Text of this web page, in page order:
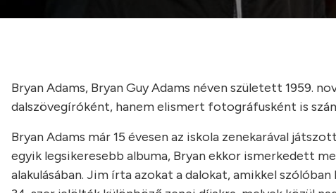
Bryan Adams, Bryan Guy Adams néven született 1959.
dalszövegíróként, hanem elismert fotográfusként is
Bryan Adams már 15 évesen az iskola zenekarával
egyik legsikeresebb albuma, Bryan ekkor ismerkedett
alakulásában. Jim írta azokat a dalokat, amikkel